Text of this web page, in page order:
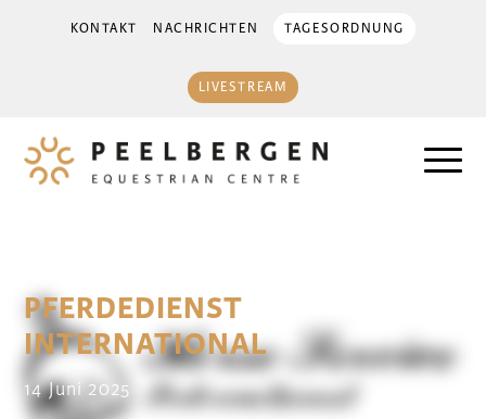
KONTAKT NACHRICHTEN TAGESORDNUNG
LIVESTREAM
PFERDEDIENST
INTERNATIONAL
14 Juni 2025